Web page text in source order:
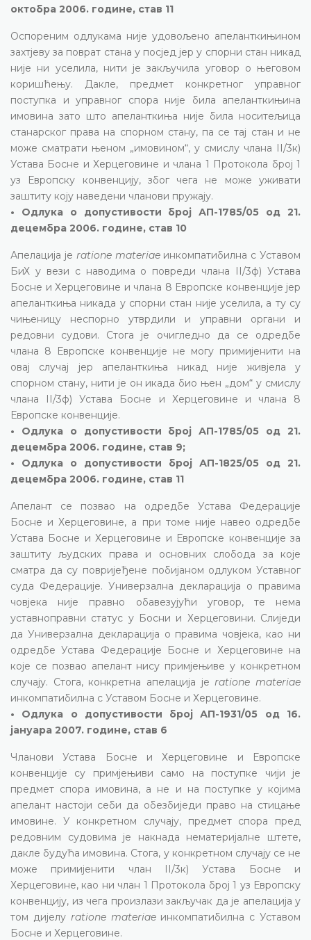
октобра 2006. године, став 11
Оспореним одлукама није удовољено апеланткињином
захтјеву за поврат стана у посјед јер у спорни стан никад
није ни уселила, нити је закључила уговор о његовом
коришћењу. Дакле, предмет конкретног управног
поступка и управног спора није била апеланткињина
имовина зато што апеланткиња није била носитељица
станарског права на спорном стану, па се тај стан и не
може сматрати њеном „имовином“, у смислу члана II/3к)
Устава Босне и Херцеговине и члана 1 Протокола број 1
уз Европску конвенцију, због чега не може уживати
заштиту коју наведени чланови пружају.
• Одлука о допустивости број АП-1785/05 од 21.
децембра 2006. године, став 10
Апелација је ratione materiae инкомпатибилна с Уставом
БиХ у вези с наводима о повреди члана II/3ф) Устава
Босне и Херцеговине и члана 8 Европске конвенције јер
апеланткиња никада у спорни стан није уселила, а ту су
чињеницу неспорно утврдили и управни органи и
редовни судови. Стога је очигледно да се одредбе
члана 8 Европске конвенције не могу примијенити на
овај случај јер апеланткиња никад није живјела у
спорном стану, нити је он икада био њен „дом“ у смислу
члана II/3ф) Устава Босне и Херцеговине и члана 8
Европске конвенције.
• Одлука о допустивости број АП-1785/05 од 21.
децембра 2006. године, став 9;
• Одлука о допустивости број АП-1825/05 од 21.
децембра 2006. године, став 11
Апелант се позвао на одредбе Устава Федерације
Босне и Херцеговине, а при томе није навео одредбе
Устава Босне и Херцеговине и Европске конвенције за
заштиту људских права и основних слобода за које
сматра да су повријеђене побијаном одлуком Уставног
суда Федерације. Универзална декларација о правима
човјека није правно обавезујући уговор, те нема
уставноправни статус у Босни и Херцеговини. Слиједи
да Универзална декларација о правима човјека, као ни
одредбе Устава Федерације Босне и Херцеговине на
које се позвао апелант нису примјењиве у конкретном
случају. Стога, конкретна апелација јеratione materiae
инкомпатибилна с Уставом Босне и Херцеговине.
• Одлука о допустивости број АП-1931/05 од 16.
јануара 2007. године, став 6
Чланови Устава Босне и Херцеговине и Европске
конвенције су примјењиви само на поступке чији је
предмет спора имовина, а не и на поступке у којима
апелант настоји себи да обезбиједи право на стицање
имовине. У конкретном случају, предмет спора пред
редовним судовима је накнада нематеријалне штете,
дакле будућа имовина. Стога, у конкретном случају се не
може примијенити члан II/3к) Устава Босне и
Херцеговине, као ни члан 1 Протокола број 1 уз Европску
конвенцију, из чега произлази закључак да је апелација у
том дијелу ratione materiae инкомпатибилна с Уставом
Босне и Херцеговине.